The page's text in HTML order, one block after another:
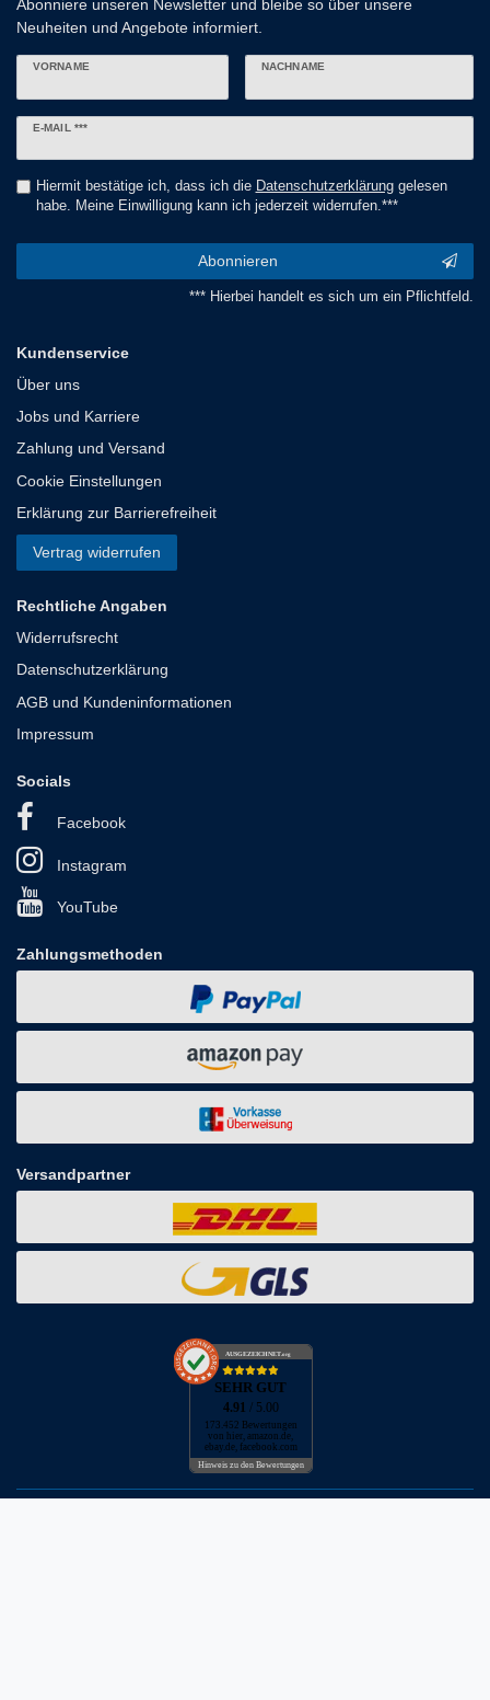
Abonniere unseren Newsletter und bleibe so über unsere
Neuheiten und Angebote informiert.
VORNAME NACHNAME
E-MAIL ***
Newsletter
Hiermit bestätige ich, dass ich die Daten­schutz­erklärunggelesen
habe. Meine Einwilligung kann ich jederzeit widerrufen.***
Abonnieren
*** Hierbei handelt es sich um ein Pflichtfeld.
Kundenservice
Über uns
Jobs und Karriere
Zahlung und Versand
Cookie Einstellungen
Erklärung zur Barrierefreiheit
Vertrag widerrufen
Rechtliche Angaben
Widerrufsrecht
Datenschutzerklärung
AGB und Kundeninformationen
Impressum
Socials
Facebook
Instagram
YouTube
Zahlungsmethoden
Versandpartner
AUSGEZEICHNET.org
SEHR GUT
4.91 / 5.00
173.452 Bewertungen
von hier, amazon.de,
ebay.de, facebook.com
Hinweis zu den Bewertungen